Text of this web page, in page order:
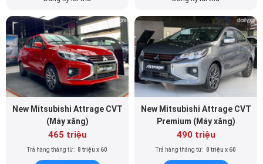
New Mitsubishi Attrage CVT
(Máy xăng)
465 triệu
Trả hàng tháng từ: 8 triệu x 60
New Mitsubishi Attrage CVT
Premium (Máy xăng)
490 triệu
Trả hàng tháng từ: 8 triệu x 60